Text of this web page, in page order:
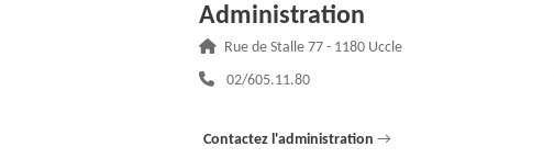
Administration
Adresse :
Rue de Stalle 77 - 1180 Uccle
Téléphone :
02/605.11.80
Contactez l'administration →